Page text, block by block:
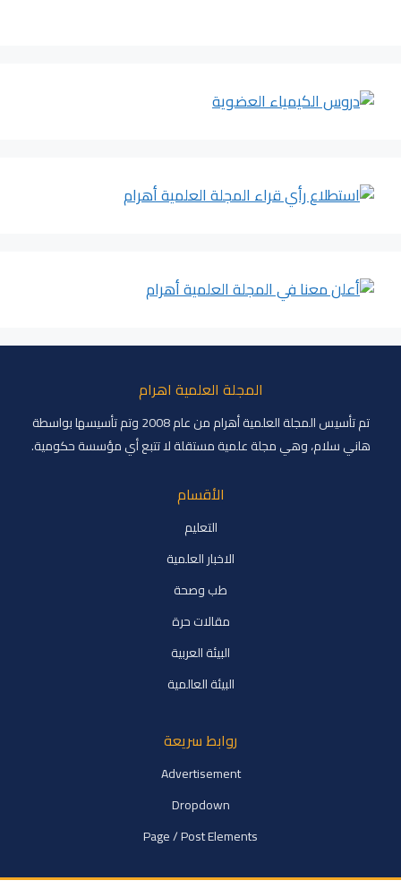
المجلة العلمية اهرام
تم تأسيس المجلة العلمية أهرام من عام 2008 وتم تأسيسها بواسطة
هاني سلام، وهي مجلة علمية مستقلة لا تتبع أي مؤسسة حكومية.
الأقسام
التعليم
الاخبار العلمية
طب وصحة
مقالات حرة
البيئة العربية
البيئة العالمية
روابط سريعة
Advertisement
Dropdown
Page / Post Elements